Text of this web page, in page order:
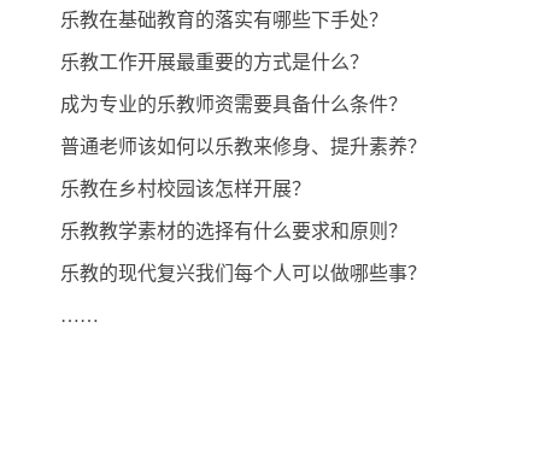
乐教在基础教育的落实有哪些下手处？
乐教工作开展最重要的方式是什么？
成为专业的乐教师资需要具备什么条件？
普通老师该如何以乐教来修身、提升素养？
乐教在乡村校园该怎样开展？
乐教教学素材的选择有什么要求和原则？
乐教的现代复兴我们每个人可以做哪些事？
……